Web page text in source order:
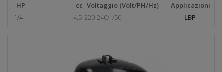
HP cc Voltaggio (Volt/PH/Hz)
Applicazioni
1/4
4,5 220-240/1/50 LBP